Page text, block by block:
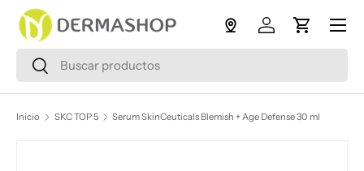
Ir al contenido
Buscar
Buscar
Iniciar sesión
Carrito
Menú
Inicio SKC TOP 5 Serum SkinCeuticals Blemish + Age Defense 30 ml